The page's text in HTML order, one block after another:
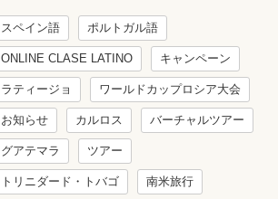
スペイン語 ポルトガル語
ONLINE CLASE LATINO キャンペーン
ラティージョ ワールドカップロシア大会
お知らせ カルロス バーチャルツアー
グアテマラ ツアー
トリニダード・トバゴ 南米旅行